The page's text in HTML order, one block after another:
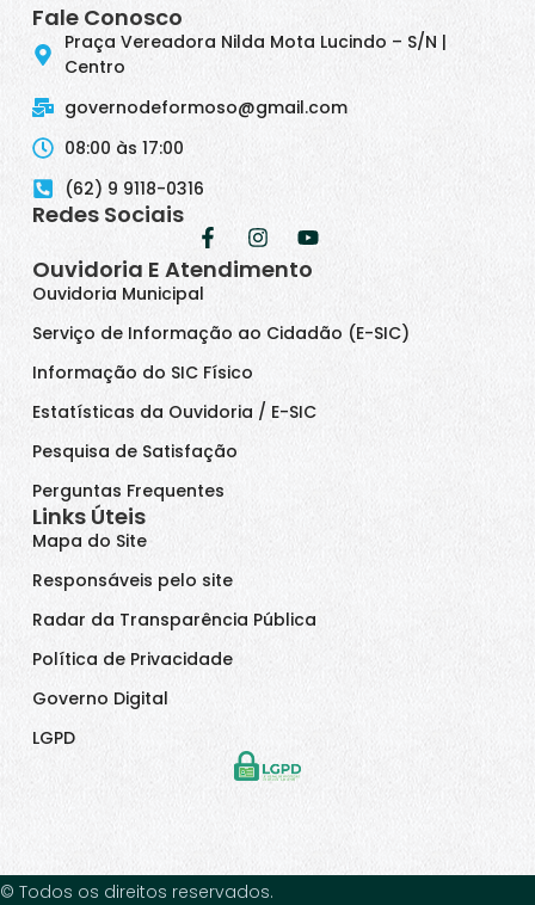
Fale Conosco
Praça Vereadora Nilda Mota Lucindo – S/N |
Centro
governodeformoso@gmail.com
08:00 às 17:00
(62) 9 9118-0316
Redes Sociais
Ouvidoria E Atendimento
Ouvidoria Municipal
Serviço de Informação ao Cidadão (E-SIC)
Informação do SIC Físico
Estatísticas da Ouvidoria / E-SIC
Pesquisa de Satisfação
Perguntas Frequentes
Links Úteis
Mapa do Site
Responsáveis pelo site
Radar da Transparência Pública
Política de Privacidade
Governo Digital
LGPD
© Todos os direitos reservados.